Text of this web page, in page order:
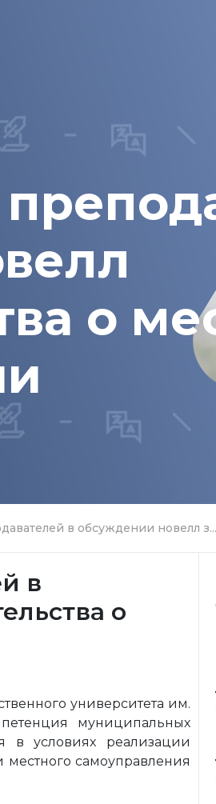
о
в обсуждении новелл з...
в
о
университета им.
муниципальных
в условиях реализации
самоуправления